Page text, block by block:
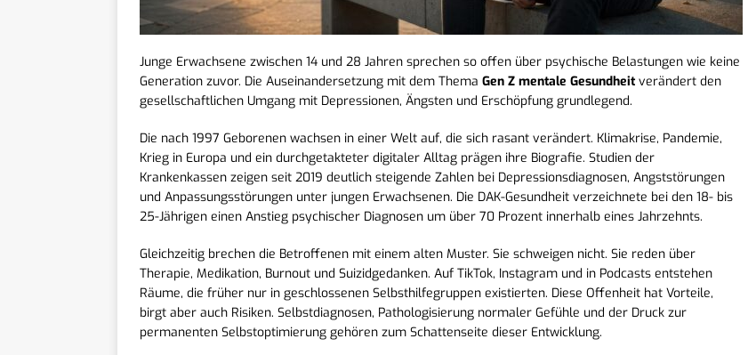
Junge Erwachsene zwischen 14 und 28 Jahren sprechen so offen über psychische Belastungen wie keine
Generation zuvor. Die Auseinandersetzung mit dem Thema Gen Z mentale Gesundheitverändert den
gesellschaftlichen Umgang mit Depressionen, Ängsten und Erschöpfung grundlegend.
Die nach 1997 Geborenen wachsen in einer Welt auf, die sich rasant verändert. Klimakrise, Pandemie,
Krieg in Europa und ein durchgetakteter digitaler Alltag prägen ihre Biografie. Studien der
Krankenkassen zeigen seit 2019 deutlich steigende Zahlen bei Depressionsdiagnosen, Angststörungen
und Anpassungsstörungen unter jungen Erwachsenen. Die DAK-Gesundheit verzeichnete bei den 18- bis
25-Jährigen einen Anstieg psychischer Diagnosen um über 70 Prozent innerhalb eines Jahrzehnts.
Gleichzeitig brechen die Betroffenen mit einem alten Muster. Sie schweigen nicht. Sie reden über
Therapie, Medikation, Burnout und Suizidgedanken. Auf TikTok, Instagram und in Podcasts entstehen
Räume, die früher nur in geschlossenen Selbsthilfegruppen existierten. Diese Offenheit hat Vorteile,
birgt aber auch Risiken. Selbstdiagnosen, Pathologisierung normaler Gefühle und der Druck zur
permanenten Selbstoptimierung gehören zum Schattenseite dieser Entwicklung.